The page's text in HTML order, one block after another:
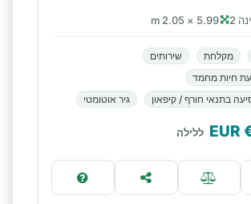
2
5.99 × 2.05 m
מקלחת
שירותים
חיות מחמד
בתנאי חורף / קיפאון
גיר אוטומטי
€ ללילה